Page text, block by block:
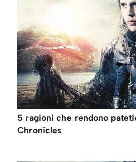
5 ragioni che rendono
Chronicles